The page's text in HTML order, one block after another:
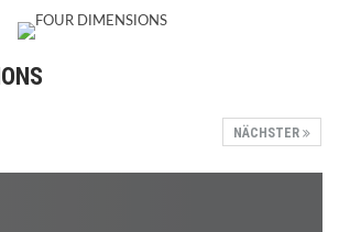
NÄCHSTER